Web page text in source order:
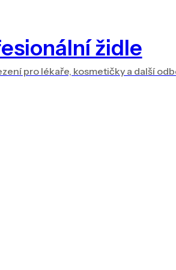
židle
pro lékaře, kosmetičky a další